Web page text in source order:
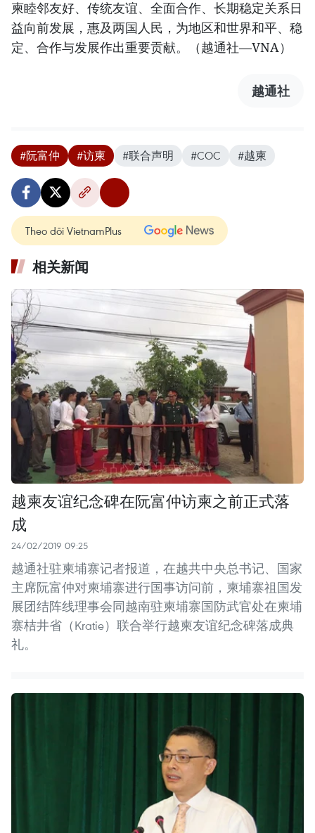
柬睦邻友好、传统友谊、全面合作、长期稳定关系日
益向前发展，惠及两国人民，为地区和世界和平、稳
定、合作与发展作出重要贡献。（越通社—VNA）
越通社
#阮富仲 #访柬 #联合声明 #COC #越柬
Theo dõi VietnamPlus
相关新闻
越柬友谊纪念碑在阮富仲访柬之前正式落
成
24/02/2019 09:25
越通社驻柬埔寨记者报道，在越共中央总书记、国家
主席阮富仲对柬埔寨进行国事访问前，柬埔寨祖国发
展团结阵线理事会同越南驻柬埔寨国防武官处在柬埔
寨桔井省（Kratie）联合举行越柬友谊纪念碑落成典
礼。